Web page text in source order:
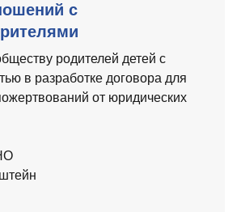
с
родителей детей с
в разработке договора для
от юридических